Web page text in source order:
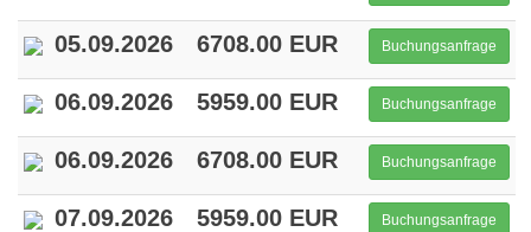
05.09.2026 6708.00 EUR Buchungsanfrage
06.09.2026 5959.00 EUR Buchungsanfrage
06.09.2026 6708.00 EUR Buchungsanfrage
07.09.2026 5959.00 EUR Buchungsanfrage